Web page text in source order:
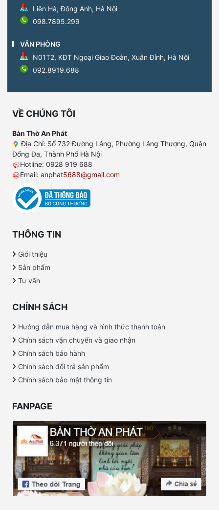
Liên Hà, Đông Anh, Hà Nội
098.7895.299
VĂN PHÒNG
N01T2, KĐT Ngoại Giao Đoàn, Xuân Đỉnh, Hà Nội
092.8919.688
VỀ CHÚNG TÔI
Bàn Thờ An Phát
Địa Chỉ: Số 732 Đường Láng, Phường Láng Thượng, Quận
Đống Đa, Thành Phố Hà Nội
Hotline: 0928 919 688
Email: anphat5688@gmail.com
THÔNG TIN
Giới thiệu
Sản phẩm
Tư vấn
CHÍNH SÁCH
Hướng dẫn mua hàng và hình thức thanh toán
Chính sách vận chuyển và giao nhận
Chính sách bảo hành
Chính sách đổi trả sản phẩm
Chính sách bảo mật thông tin
FANPAGE